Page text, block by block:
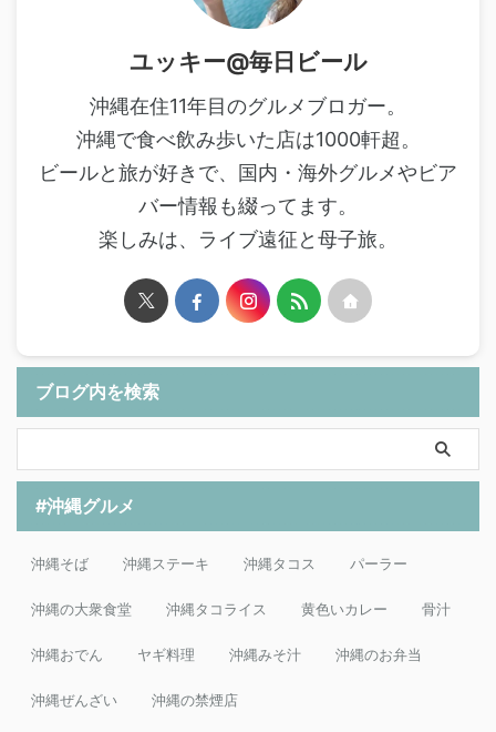
ユッキー@毎日ビール
沖縄在住11年目のグルメブロガー。
沖縄で食べ飲み歩いた店は1000軒超。
ビールと旅が好きで、国内・海外グルメやビア
バー情報も綴ってます。
楽しみは、ライブ遠征と母子旅。
ブログ内を検索
#沖縄グルメ
沖縄そば 沖縄ステーキ 沖縄タコス パーラー
沖縄の大衆食堂 沖縄タコライス 黄色いカレー 骨汁
沖縄おでん ヤギ料理 沖縄みそ汁 沖縄のお弁当
沖縄ぜんざい 沖縄の禁煙店